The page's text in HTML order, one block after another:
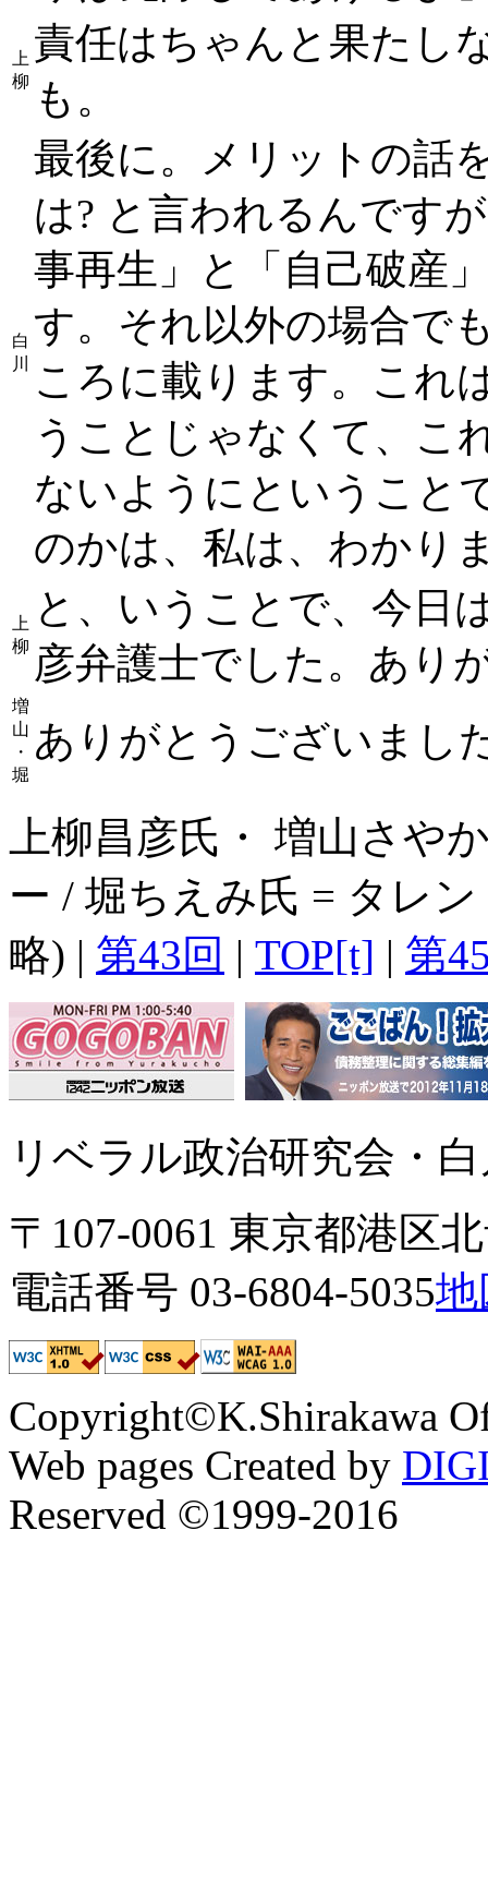
上
柳
責任はちゃんと果たし
も。
白
川
最後に。メリットの話
は? と言われるんです
事再生」と「自己破産
す。それ以外の場合で
ころに載ります。これ
うことじゃなくて、こ
ないようにということ
のかは、私は、わかり
上
柳
と、いうことで、今日
彦弁護士でした。あり
増
山
・
堀
ありがとうございまし
上柳昌彦氏・ 増山さや
ー / 堀ちえみ氏 = タレ
略) | 第43回 | TOP[t] | 第
リベラル政治研究会・
〒107-0061 東京都港区
電話番号 03-6804-5035地
Copyright©K.Shirakawa
Web pages Created by
Reserved ©1999-2016